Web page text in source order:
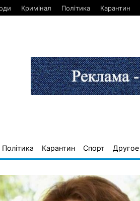
Кримінал Політика Карантин
Політика Карантин Спорт Другое